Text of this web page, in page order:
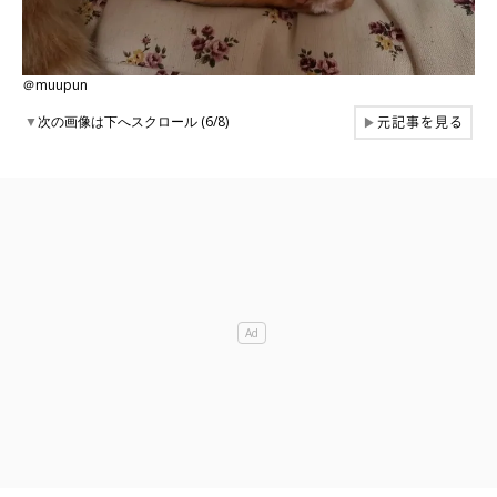
＠muupun
▼次の画像は下へスクロール (6/8) ▶元記事を見る